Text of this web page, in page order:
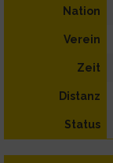
Nation
Verein
Zeit
Distanz
Status